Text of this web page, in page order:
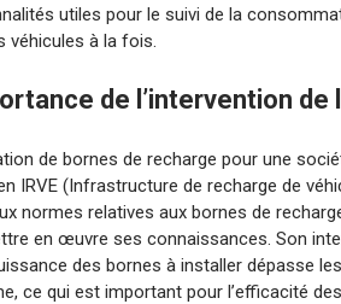
utiles pour le suivi de la
véhicules à la fois.
de l’intervention de
de bornes de recharge pour une
IRVE (Infrastructure de recharge de
normes relatives aux bornes de
en œuvre ses connaissances. Son
des bornes à installer dépasse
ce qui est important pour l’efficacité